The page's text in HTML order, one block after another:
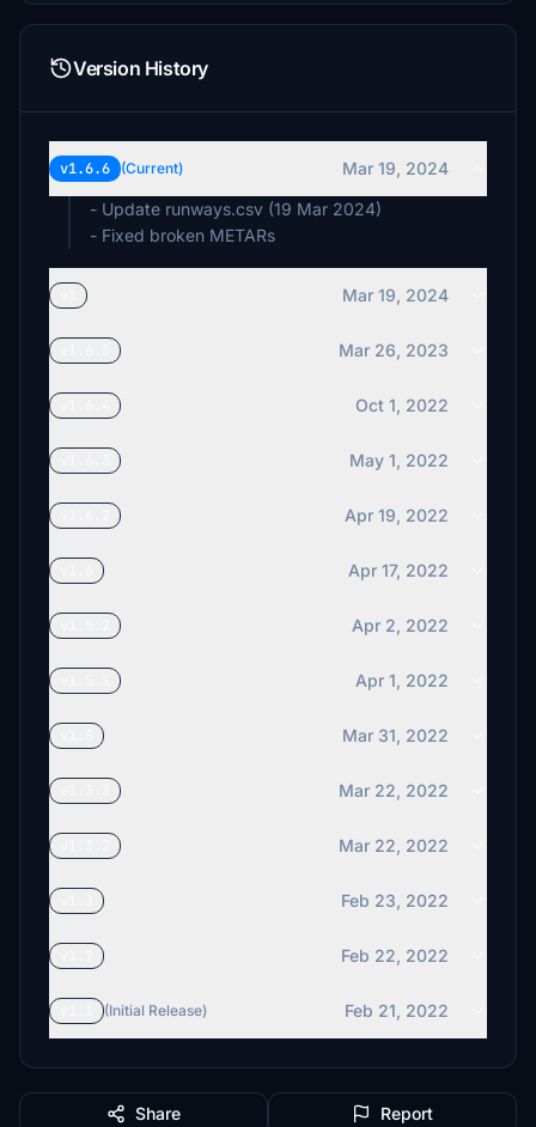
Version History
v1.6.6 (Current)
Mar 19, 2024
- Update runways.csv (19 Mar 2024)
- Fixed broken METARs
Mar 19, 2024
Mar 26, 2023
Oct 1, 2022
May 1, 2022
Apr 19, 2022
Apr 17, 2022
Apr 2, 2022
Apr 1, 2022
Mar 31, 2022
Mar 22, 2022
Mar 22, 2022
Feb 23, 2022
Feb 22, 2022
(Initial Release) Feb 21, 2022
Share Report